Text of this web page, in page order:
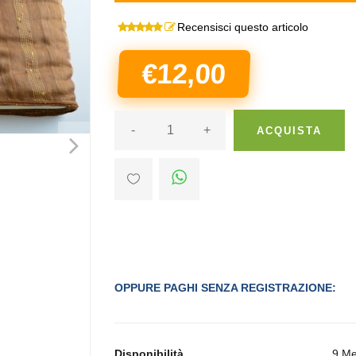
>
Recensisci questo articolo
€12,00
- + ACQUISTA
OPPURE PAGHI SENZA REGISTRAZIONE: